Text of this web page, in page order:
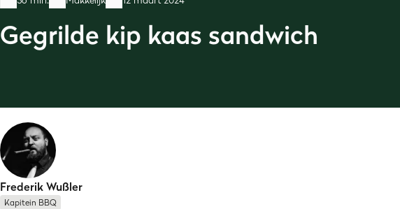
Gegrilde kip kaas sandwich
Frederik Wußler
Kapitein BBQ